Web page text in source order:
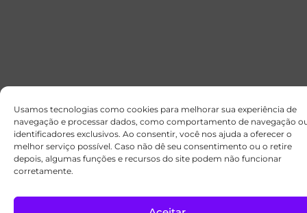
Usamos tecnologias como cookies para melhorar sua experiência de
navegação e processar dados, como comportamento de navegação
identificadores exclusivos. Ao consentir, você nos ajuda a oferecer o
melhor serviço possível. Caso não dê seu consentimento ou o retire
depois, algumas funções e recursos do site podem não funcionar
corretamente.